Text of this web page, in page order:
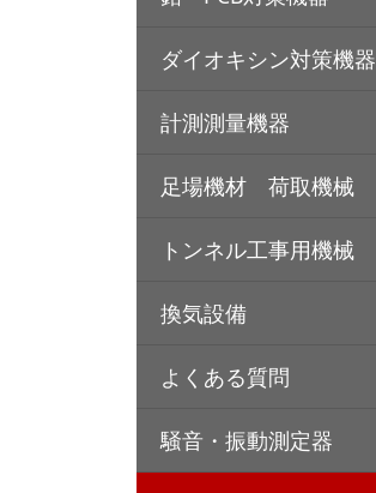
ダイオキシン対策機器
計測測量機器
足場機材 荷取機械
トンネル工事用機械
換気設備
よくある質問
騒音・振動測定器